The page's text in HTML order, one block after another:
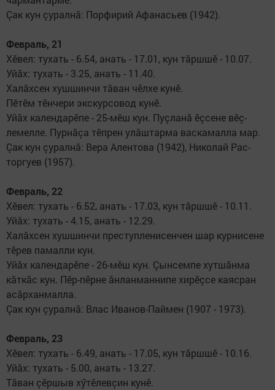
Çак кун çуралнă: Порфирий Афанасьев (1942).
Февраль, 21
Хӗвел: тухать - 6.54, анать - 17.01, кун тăршшӗ - 10.07.
Уйăх: тухать - 3.25, анать - 11.40.
Халăхсен хушшинчи тăван чӗлхе кунӗ.
Пӗтӗм тӗнчери экскур­со­вод кунӗ.
Уйăх календарӗпе - 25-мӗш кун. Пуçланă ӗçсене вӗç­
лемелле. Пурнăçа тӗпрен улăштарма васкамалла мар.
Çак кун çуралнă: Вера Ален­това (1942), Николай Рас­
торгуев (1957).
Февраль, 22
Хӗвел: тухать - 6.52, анать - 17.03, кун тăршшӗ - 10.11.
Уйăх: тухать - 4.15, анать - 12.29.
Халăхсен хушшинчи прес­­тупленисенчен шар кур­­ни­сене
тӗрев памалли кун.
Уйăх календарӗпе - 26-мӗш кун. Çынсемпе хутшăнма
кăткăс кун. Пӗр-пӗрне ăнлан­маннипе хирӗçсе каясран
асăр­ханмалла.
Çак кун çуралнă: Влас Ива­нов-Паймен (1907 - 1973).
Февраль, 23
Хӗвел: тухать - 6.49, анать - 17.05, кун тăршшӗ - 10.16.
Уйăх: тухать - 5.00, анать - 13.27.
Тăван çӗршыв хӳтӗлевçин кунӗ.